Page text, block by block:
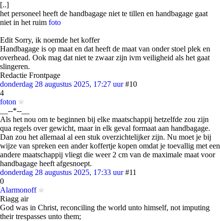
[..]
het personeel heeft de handbagage niet te tillen en handbagage gaat
niet in het ruim foto
Edit Sorry, ik noemde het koffer
Handbagage is op maat en dat heeft de maat van onder stoel plek en
overhead. Ook mag dat niet te zwaar zijn ivm veiligheid als het gaat
slingeren.
Redactie Frontpage
donderdag 28 augustus 2025, 17:27 uur #10
4
foton
__--*--__
Als het nou om te beginnen bij elke maatschappij hetzelfde zou zijn
qua regels over gewicht, maar in elk geval formaat aan handbagage.
Dan zou het allemaal al een stuk overzichtelijker zijn. Nu moet je bij
wijze van spreken een ander koffertje kopen omdat je toevallig met een
andere maatschappij vliegt die weer 2 cm van de maximale maat voor
handbagage heeft afgesnoept.
donderdag 28 augustus 2025, 17:33 uur #11
0
Alarmonoff
Riagg air
God was in Christ, reconciling the world unto himself, not imputing
their trespasses unto them;